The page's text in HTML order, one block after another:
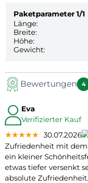
Paketparameter 1/1
Länge:
Breite:
Höhe:
Gewicht:
Bewertungen 4
Eva
Verifizierter Kauf
★★★★★
★★★★★
★★★★★ 30.07.2026
Zufriedenheit mit
ein kleiner
etwas tiefer versenkt
absolute Zufriedenheit.